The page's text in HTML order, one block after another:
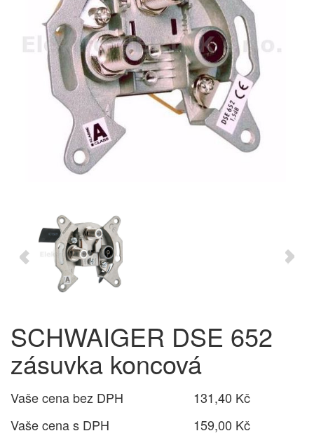
SCHWAIGER DSE 652
zásuvka koncová
Vaše cena bez DPH
131,40 Kč
Vaše cena s DPH
159,00 Kč